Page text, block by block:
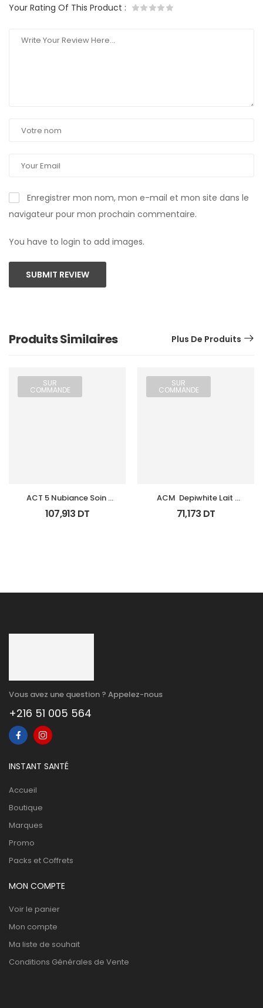
Your Rating Of This Product :
Enregistrer mon nom, mon e-mail et mon site dans le
navigateur pour mon prochain commentaire.
You have to login to add images.
SUBMIT REVIEW
Produits Similaires Plus De Produits
SUR
COMMANDE
ACT 5 Nubiance Soin
Anti Imperfections 30Ml
107,913 DT
SUR
COMMANDE
ACM  Depiwhite Lait
Corporel Eclaircissant
200Ml
71,173 DT
Vous avez une question ? Appelez-nous
+216 51 005 564
INSTANT SANTÉ
Accueil
Boutique
Marques
Promo
Packs et Coffrets
MON COMPTE
Voir le panier
Mon compte
Ma liste de souhait
Conditions Générales de Vente